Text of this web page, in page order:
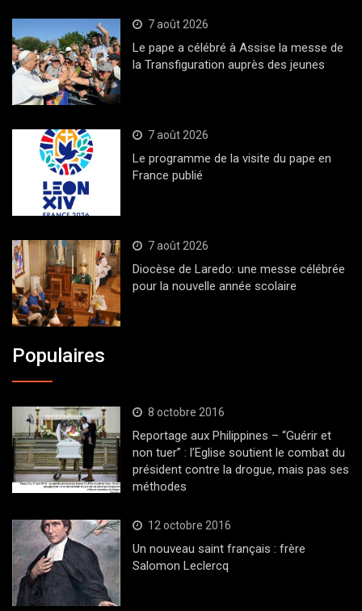
7 août 2026
Le pape a célébré à Assise la messe de
la Transfiguration auprès des jeunes
7 août 2026
Le programme de la visite du pape en
France publié
7 août 2026
Diocèse de Laredo: une messe célébrée
pour la nouvelle année scolaire
Populaires
8 octobre 2016
Reportage aux Philippines – “Guérir et
non tuer” : l’Eglise soutient le combat du
président contre la drogue, mais pas ses
méthodes
12 octobre 2016
Un nouveau saint français : frère
Salomon Leclercq